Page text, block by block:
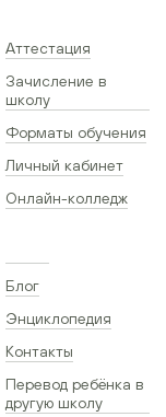
Аттестация
Зачисление в
школу
Форматы обучения
Личный кабинет
Онлайн-колледж
Блог
Энциклопедия
Контакты
Перевод ребёнка в
другую школу